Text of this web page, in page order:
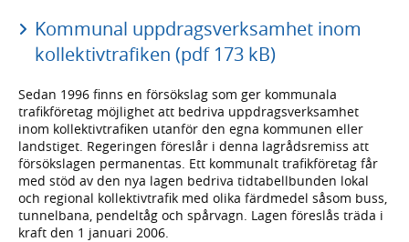
Kommunal uppdragsverksamhet inom
kollektivtrafiken (pdf 173 kB)
Sedan 1996 finns en försökslag som ger kommunala
trafikföretag möjlighet att bedriva uppdragsverksamhet
inom kollektivtrafiken utanför den egna kommunen eller
landstiget. Regeringen föreslår i denna lagrådsremiss att
försökslagen permanentas. Ett kommunalt trafikföretag får
med stöd av den nya lagen bedriva tidtabellbunden lokal
och regional kollektivtrafik med olika färdmedel såsom buss,
tunnelbana, pendeltåg och spårvagn. Lagen föreslås träda i
kraft den 1 januari 2006.